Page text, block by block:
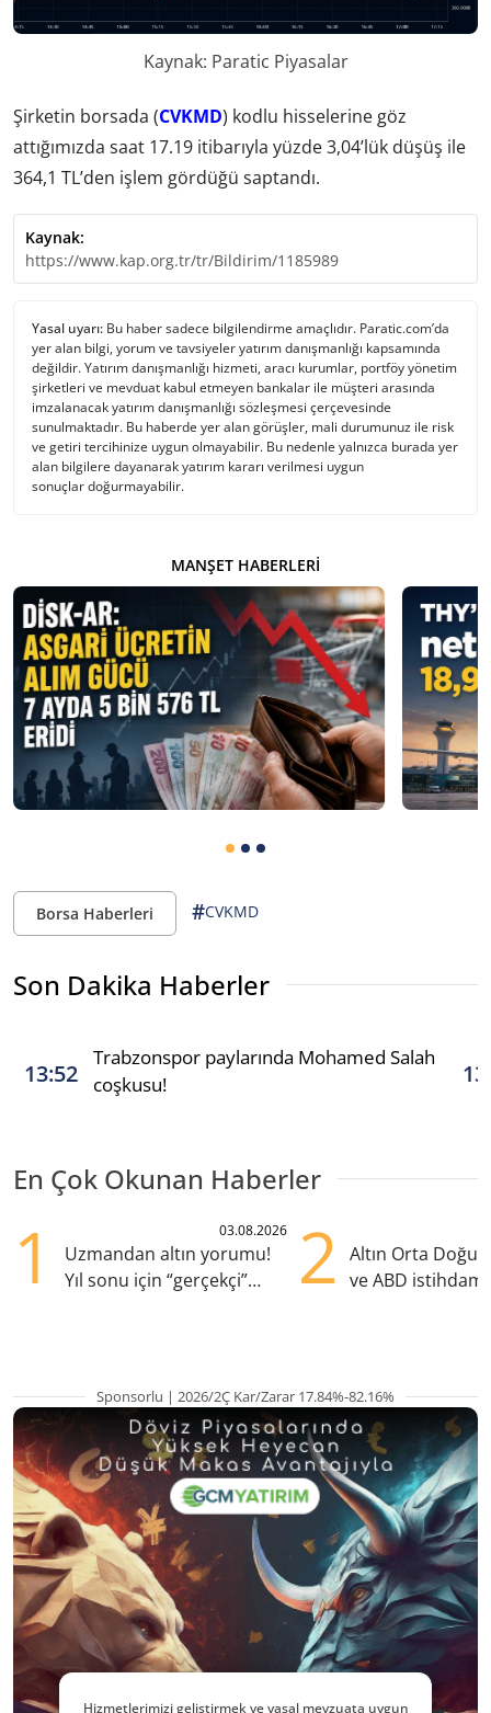
Kaynak: Paratic Piyasalar
Şirketin borsada (CVKMD) kodlu hisselerine göz
attığımızda saat 17.19 itibarıyla yüzde 3,04’lük düşüş ile
364,1 TL’den işlem gördüğü saptandı.
Kaynak:
https://www.kap.org.tr/tr/Bildirim/1185989
Yasal uyarı: Bu haber sadece bilgilendirme amaçlıdır. Paratic.com’da
yer alan bilgi, yorum ve tavsiyeler yatırım danışmanlığı kapsamında
değildir. Yatırım danışmanlığı hizmeti, aracı kurumlar, portföy yönetim
şirketleri ve mevduat kabul etmeyen bankalar ile müşteri arasında
imzalanacak yatırım danışmanlığı sözleşmesi çerçevesinde
sunulmaktadır. Bu haberde yer alan görüşler, mali durumunuz ile risk
ve getiri tercihinize uygun olmayabilir. Bu nedenle yalnızca burada yer
alan bilgilere dayanarak yatırım kararı verilmesi uygun
sonuçlar doğurmayabilir.
MANŞET HABERLERI
Borsa Haberleri #CVKMD
Son Dakika Haberler
13:52
Trabzonspor paylarında Mohamed Salah
coşkusu!
En Çok Okunan Haberler
1 03.08.2026
Uzmandan altın yorumu!
Yıl sonu için “gerçekçi”
2
Altın Orta Doğu
ve ABD
Sponsorlu | 2026/2Ç Kar/Zarar 17.84%-82.16%
Hizmetlerimizi geliştirmek ve yasal mevzuata uygun